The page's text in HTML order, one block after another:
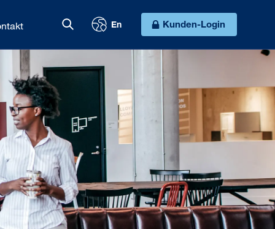
En Kunden-Login